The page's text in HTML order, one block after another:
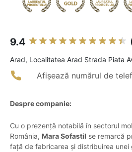
9.4
Arad, Localitatea Arad Strada Piata
Afișează numărul de
Despre companie:
Cu o prezență notabilă în sectorul
România, Mara Sofastil se remarcă
față de fabricarea și distribuirea unei